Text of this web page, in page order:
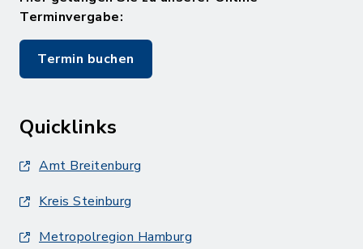
Terminvergabe:
Termin buchen
Quicklinks
Amt Breitenburg
Kreis Steinburg
Metropolregion Hamburg